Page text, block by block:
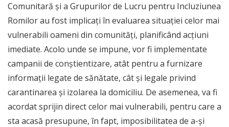
Comunitară și a Grupurilor de Lucru pentru Incluziunea
Romilor au fost implicați în evaluarea situației celor mai
vulnerabili oameni din comunități, planificând acțiuni
imediate. Acolo unde se impune, vor fi implementate
campanii de conștientizare, atât pentru a furnizare
informații legate de sănătate, cât și legale privind
carantinarea și izolarea la domiciliu. De asemenea, va fi
acordat sprijin direct celor mai vulnerabili, pentru care a
sta acasă presupune, în fapt, imposibilitatea de a-și